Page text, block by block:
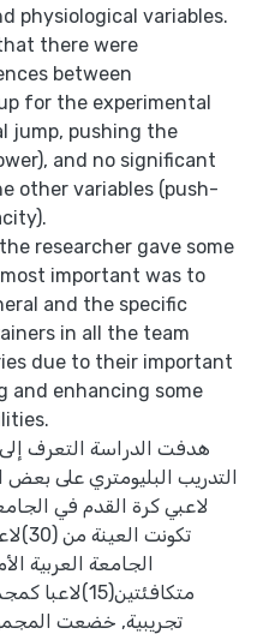
physiological variables.
there were
between
for the experimental
jump, pushing the
and no significant
other variables (push-
researcher gave some
important was to
and the specific
in all the team
due to their important
and enhancing some
هدفت الدراسة التعرف إلى
التدريب البليومتري على بعض
لاعبي كرة القدم في
الجامعة العربية
تجريبية, خضعت